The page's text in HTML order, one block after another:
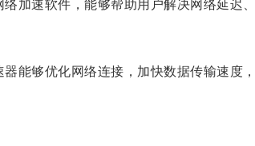
速软件，能够帮助用户解决网络延迟、
够优化网络连接，加快数据传输速度，